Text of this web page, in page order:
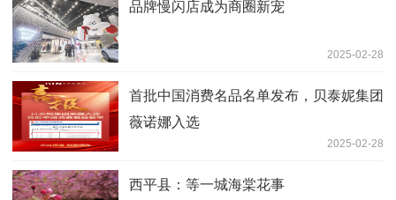
品牌慢闪店成为商圈新宠
2025-02-28
首批中国消费名品名单发布，贝泰妮集团
薇诺娜入选
2025-02-28
西平县：等一城海棠花事